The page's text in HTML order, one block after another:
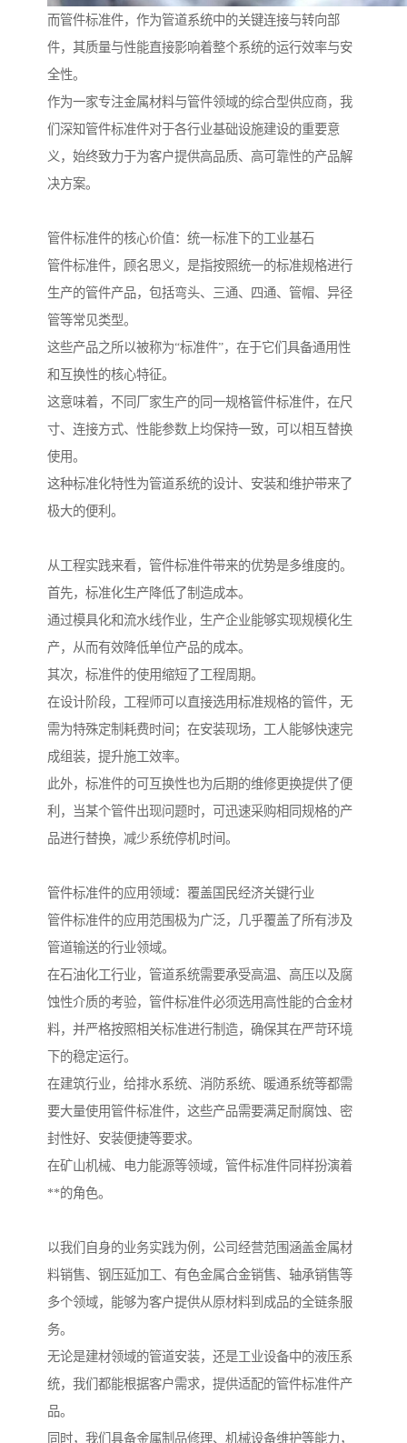
而管件标准件，作为管道系统中的关键连接与转向部
件，其质量与性能直接影响着整个系统的运行效率与安
全性。
作为一家专注金属材料与管件领域的综合型供应商，我
们深知管件标准件对于各行业基础设施建设的重要意
义，始终致力于为客户提供高品质、高可靠性的产品解
决方案。
管件标准件的核心价值：统一标准下的工业基石
管件标准件，顾名思义，是指按照统一的标准规格进行
生产的管件产品，包括弯头、三通、四通、管帽、异径
管等常见类型。
这些产品之所以被称为“标准件”，在于它们具备通用性
和互换性的核心特征。
这意味着，不同厂家生产的同一规格管件标准件，在尺
寸、连接方式、性能参数上均保持一致，可以相互替换
使用。
这种标准化特性为管道系统的设计、安装和维护带来了
极大的便利。
从工程实践来看，管件标准件带来的优势是多维度的。
首先，标准化生产降低了制造成本。
通过模具化和流水线作业，生产企业能够实现规模化生
产，从而有效降低单位产品的成本。
其次，标准件的使用缩短了工程周期。
在设计阶段，工程师可以直接选用标准规格的管件，无
需为特殊定制耗费时间；在安装现场，工人能够快速完
成组装，提升施工效率。
此外，标准件的可互换性也为后期的维修更换提供了便
利，当某个管件出现问题时，可迅速采购相同规格的产
品进行替换，减少系统停机时间。
管件标准件的应用领域：覆盖国民经济关键行业
管件标准件的应用范围极为广泛，几乎覆盖了所有涉及
管道输送的行业领域。
在石油化工行业，管道系统需要承受高温、高压以及腐
蚀性介质的考验，管件标准件必须选用高性能的合金材
料，并严格按照相关标准进行制造，确保其在严苛环境
下的稳定运行。
在建筑行业，给排水系统、消防系统、暖通系统等都需
要大量使用管件标准件，这些产品需要满足耐腐蚀、密
封性好、安装便捷等要求。
在矿山机械、电力能源等领域，管件标准件同样扮演着
**的角色。
以我们自身的业务实践为例，公司经营范围涵盖金属材
料销售、钢压延加工、有色金属合金销售、轴承销售等
多个领域，能够为客户提供从原材料到成品的全链条服
务。
无论是建材领域的管道安装，还是工业设备中的液压系
统，我们都能根据客户需求，提供适配的管件标准件产
品。
同时，我们具备金属制品修理、机械设备维护等能力，